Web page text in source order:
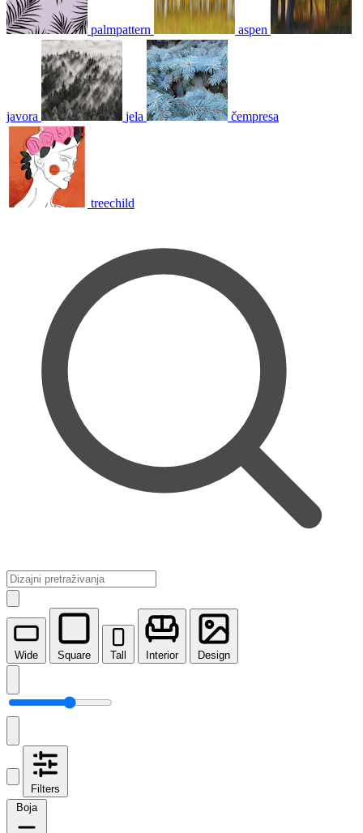
palmpattern aspen
javora jela čempresa
treechild
Wide Square Tall Interior Design
Filters
Boja